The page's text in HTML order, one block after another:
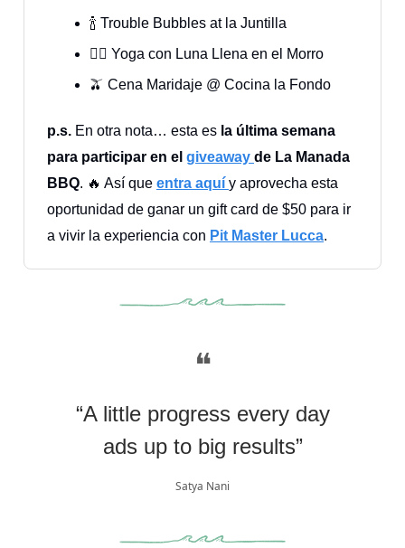
🍾 Trouble Bubbles at la Juntilla
🧘‍♀️ Yoga con Luna Llena en el Morro
🫒 Cena Maridaje @ Cocina la Fondo
p.s. En otra nota… esta es la última semana
para participar en el giveaway de La Manada
BBQ. 🔥 Así que entra aquí y aprovecha esta
oportunidad de ganar un gift card de $50 para ir
a vivir la experiencia con Pit Master Lucca.
❝
“A little progress every day
ads up to big results”
Satya Nani